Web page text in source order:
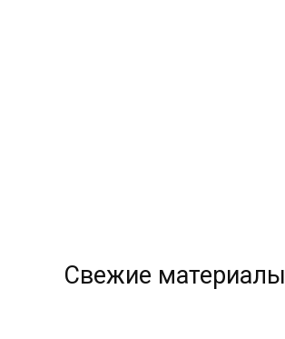
Свежие материалы